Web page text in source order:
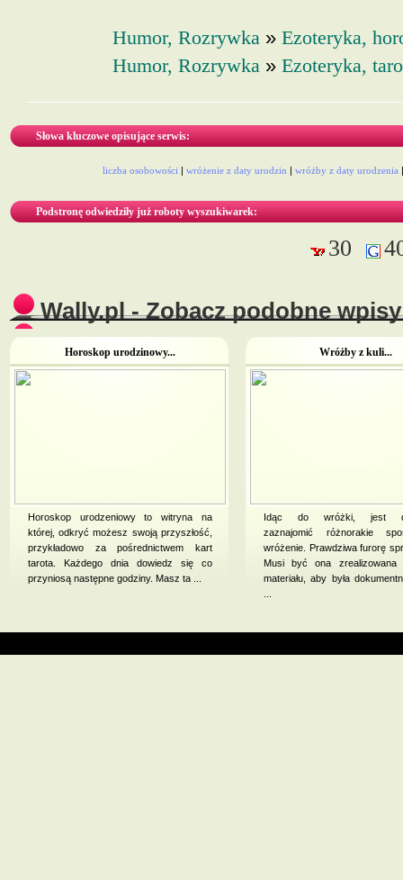
Humor, Rozrywka » Ezoteryka,
Humor, Rozrywka » Ezoteryka,
Słowa kluczowe opisujące serwis:
liczba osobowości | wróżenie z daty urodzin | wróżby z daty urodzenia
Podstronę odwiedziły już roboty wyszukiwarek:
30
Wally.pl - Zobacz podobne
Horoskop urodzinowy...
Horoskop urodzeniowy to witryna na
której, odkryć możesz swoją przyszłość,
przykładowo za pośrednictwem kart
tarota. Każdego dnia dowiedz się co
przyniosą następne godziny. Masz ta ...
Wróżby z kuli...
Idąc do wróżki, jest
zaznajomić różnorakie
wróżenie. Prawdziwa furorę
Musi być ona zrealizowana
materiału, aby była
...